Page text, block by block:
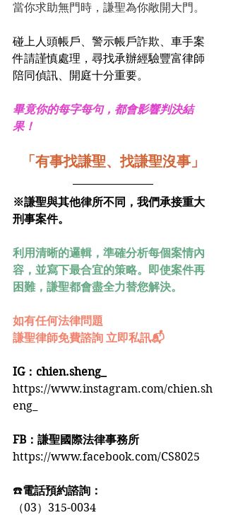
當你求助無門時，謙聖為你敞開大門。
碰上人頭帳戶、警示帳戶詐欺、車手案
件請謹慎處理，尋找承辦經驗豐富律師
陪同偵訊、開庭十分重要。
畢竟你的每字每句，都會影響判決結
果！
「有事找謙聖、找謙聖沒事」
※謙聖與其他律所不同，我們承接重大
刑事案件。
利用清晰的邏輯，準確分析每個案情內
容，並寫下最合宜的策略。即使案件再
困難，謙聖都會盡全力替您解決。
如有任何法律問題
謙聖律師免費諮詢 立即私訊📬
IG：chien.sheng_
https://www.instagram.com/chien.sh
eng_
FB：謙聖國際法律事務所
https://www.facebook.com/CS8025
☎️電話預約諮詢：
（03）315-0034